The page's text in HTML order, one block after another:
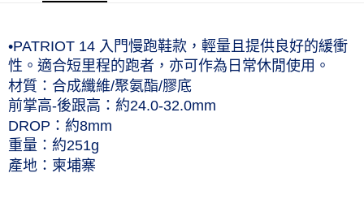
•PATRIOT 14 入門慢跑鞋款，輕量且提供良好的緩衝
性。適合短里程的跑者，亦可作為日常休閒使用。
材質：合成纖維/聚氨酯/膠底
前掌高-後跟高：約24.0-32.0mm
DROP：約8mm
重量：約251g
產地：柬埔寨